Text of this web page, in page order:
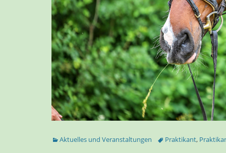
Kategorien
Aktuelles und Veranstaltungen TagsPraktikant,